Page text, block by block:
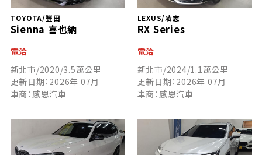
TOYOTA/豐田
Sienna 喜也納
電洽
新北市/2020/3.5萬公里
更新日期：2026年 07月
車商：感恩汽車
LEXUS/凌志
RX Series
電洽
新北市/2024/1.1萬公里
更新日期：2026年 07月
車商：感恩汽車